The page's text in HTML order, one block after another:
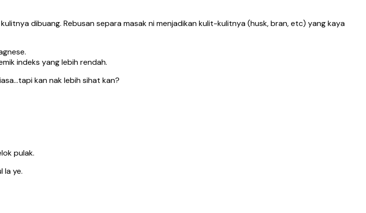
dibuang. Rebusan separa masak ni menjadikan kulit-kulitnya (husk, bran, etc) yang kaya
indeks yang lebih rendah.
kan nak lebih sihat kan?
pulak.
la ye.